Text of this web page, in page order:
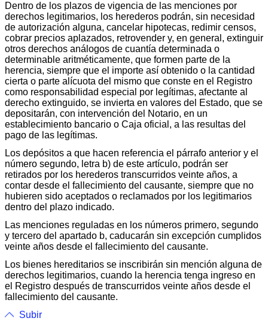
Dentro de los plazos de vigencia de las menciones por
derechos legitimarios, los herederos podrán, sin necesidad
de autorización alguna, cancelar hipotecas, redimir censos,
cobrar precios aplazados, retrovender y, en general, extinguir
otros derechos análogos de cuantía determinada o
determinable aritméticamente, que formen parte de la
herencia, siempre que el importe así obtenido o la cantidad
cierta o parte alícuota del mismo que conste en el Registro
como responsabilidad especial por legítimas, afectante al
derecho extinguido, se invierta en valores del Estado, que se
depositarán, con intervención del Notario, en un
establecimiento bancario o Caja oficial, a las resultas del
pago de las legítimas.
Los depósitos a que hacen referencia el párrafo anterior y el
número segundo, letra b) de este artículo, podrán ser
retirados por los herederos transcurridos veinte años, a
contar desde el fallecimiento del causante, siempre que no
hubieren sido aceptados o reclamados por los legitimarios
dentro del plazo indicado.
Las menciones reguladas en los números primero, segundo
y tercero del apartado b, caducarán sin excepción cumplidos
veinte años desde el fallecimiento del causante.
Los bienes hereditarios se inscribirán sin mención alguna de
derechos legitimarios, cuando la herencia tenga ingreso en
el Registro después de transcurridos veinte años desde el
fallecimiento del causante.
Subir